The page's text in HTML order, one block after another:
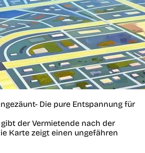
Die pure Entspannung für
der Vermietende nach der
Karte zeigt einen ungefähren